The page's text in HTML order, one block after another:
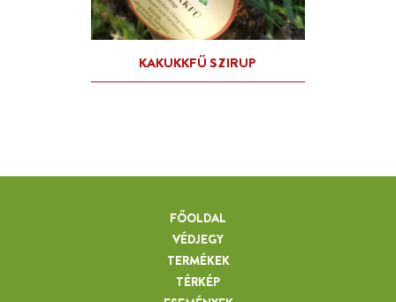
FŐOLDAL
VÉDJEGY
TERMÉKEK
TÉRKÉP